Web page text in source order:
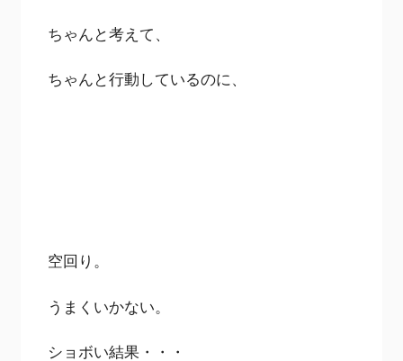
ちゃんと考えて、
ちゃんと行動しているのに、
空回り。
うまくいかない。
ショボい結果・・・